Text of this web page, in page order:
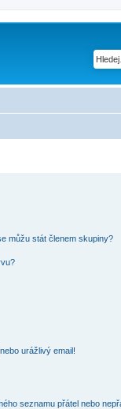
můžu stát členem skupiny?
urážlivý email!
seznamu přátel nebo